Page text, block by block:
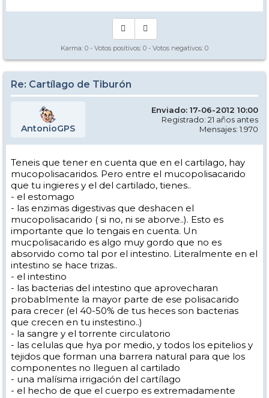
Karma: 0 - Votos positivos: 0 - Votos negativos: 0
Re: Cartílago de Tiburón
AntonioGPS
Enviado: 17-06-2012 10:00
Registrado: 21 años antes
Mensajes: 1.970
Teneis que tener en cuenta que en el cartilago, hay
mucopolisacaridos. Pero entre el mucopolisacarido
que tu ingieres y el del cartilado, tienes..
- el estomago
- las enzimas digestivas que deshacen el
mucopolisacarido ( si no, ni se aborve..). Esto es
importante que lo tengais en cuenta. Un
mucpolisacarido es algo muy gordo que no es
absorvido como tal por el intestino. Literalmente en el
intestino se hace trizas..
- el intestino
- las bacterias del intestino que aprovecharan
probablmente la mayor parte de ese polisacarido
para crecer (el 40-50% de tus heces son bacterias
que crecen en tu instestino..)
- la sangre y el torrente circulatorio
- las celulas que hya por medio, y todos los epitelios y
tejidos que forman una barrera natural para que los
componentes no lleguen al cartilado
- una malísima irrigación del cartílago
- el hecho de que el cuerpo es extremadamente